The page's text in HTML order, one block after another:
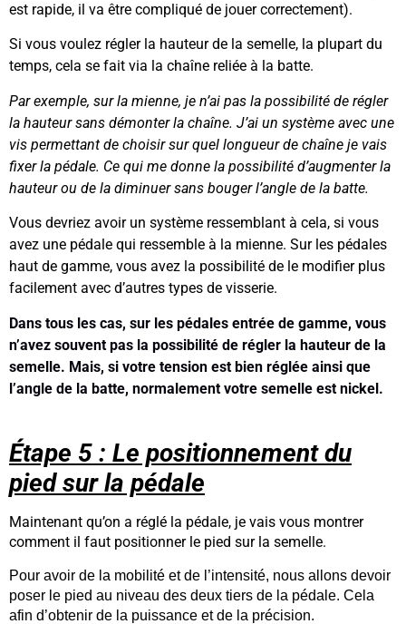
est rapide, il va être compliqué de jouer correctement).
Si vous voulez régler la hauteur de la semelle, la plupart du
temps, cela se fait via la chaîne reliée à la batte.
Par exemple, sur la mienne, je n’ai pas la possibilité de régler
la hauteur sans démonter la chaîne. J’ai un système avec une
vis permettant de choisir sur quel longueur de chaîne je vais
fixer la pédale. Ce qui me donne la possibilité d’augmenter la
hauteur ou de la diminuer sans bouger l’angle de la batte.
Vous devriez avoir un système ressemblant à cela, si vous
avez une pédale qui ressemble à la mienne. Sur les pédales
haut de gamme, vous avez la possibilité de le modifier plus
facilement avec d’autres types de visserie.
Dans tous les cas, sur les pédales entrée de gamme, vous
n’avez souvent pas la possibilité de régler la hauteur de la
semelle. Mais, si votre tension est bien réglée ainsi que
l’angle de la batte, normalement votre semelle est nickel.
Étape 5 : Le positionnement du
pied sur la pédale
Maintenant qu’on a réglé la pédale, je vais vous montrer
comment il faut positionner le pied sur la semelle.
Pour avoir de la mobilité et de l’intensité, nous allons devoir
poser le pied au niveau des deux tiers de la pédale. Cela
afin d’obtenir de la puissance et de la précision.